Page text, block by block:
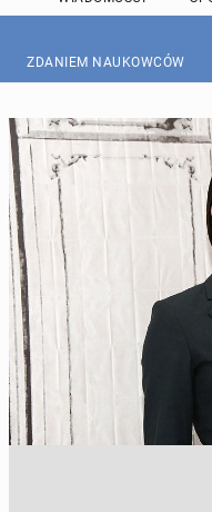
ZDANIEM NAUKOWCÓW